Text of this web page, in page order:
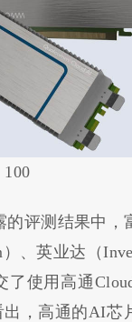
的评测结果中，
）、英业达（
了使用高通
，高通的AI芯